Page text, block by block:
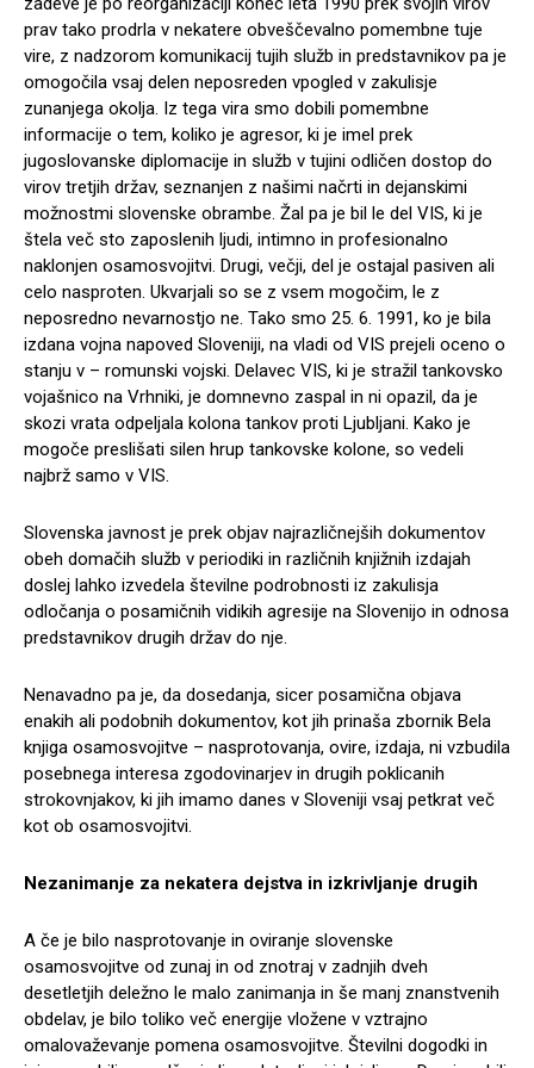
prav tako prodrla v nekatere obveščevalno pomembne tuje
vire, z nadzorom komunikacij tujih služb in predstavnikov pa je
omogočila vsaj delen neposreden vpogled v zakulisje
zunanjega okolja. Iz tega vira smo dobili pomembne
informacije o tem, koliko je agresor, ki je imel prek
jugoslovanske diplomacije in služb v tujini odličen dostop do
virov tretjih držav, seznanjen z našimi načrti in dejanskimi
možnostmi slovenske obrambe. Žal pa je bil le del VIS, ki je
štela več sto zaposlenih ljudi, intimno in profesionalno
naklonjen osamosvojitvi. Drugi, večji, del je ostajal pasiven ali
celo nasproten. Ukvarjali so se z vsem mogočim, le z
neposredno nevarnostjo ne. Tako smo 25. 6. 1991, ko je bila
izdana vojna napoved Sloveniji, na vladi od VIS prejeli oceno o
stanju v – romunski vojski. Delavec VIS, ki je stražil tankovsko
vojašnico na Vrhniki, je domnevno zaspal in ni opazil, da je
skozi vrata odpeljala kolona tankov proti Ljubljani. Kako je
mogoče preslišati silen hrup tankovske kolone, so vedeli
najbrž samo v VIS.
Slovenska javnost je prek objav najrazličnejših dokumentov
obeh domačih služb v periodiki in različnih knjižnih izdajah
doslej lahko izvedela številne podrobnosti iz zakulisja
odločanja o posamičnih vidikih agresije na Slovenijo in odnosa
predstavnikov drugih držav do nje.
Nenavadno pa je, da dosedanja, sicer posamična objava
enakih ali podobnih dokumentov, kot jih prinaša zbornik Bela
knjiga osamosvojitve – nasprotovanja, ovire, izdaja, ni vzbudila
posebnega interesa zgodovinarjev in drugih poklicanih
strokovnjakov, ki jih imamo danes v Sloveniji vsaj petkrat več
kot ob osamosvojitvi.
Nezanimanje za nekatera dejstva in izkrivljanje drugih
A če je bilo nasprotovanje in oviranje slovenske
osamosvojitve od zunaj in od znotraj v zadnjih dveh
desetletjih deležno le malo zanimanja in še manj znanstvenih
obdelav, je bilo toliko več energije vložene v vztrajno
omalovaževanje pomena osamosvojitve. Številni dogodki in